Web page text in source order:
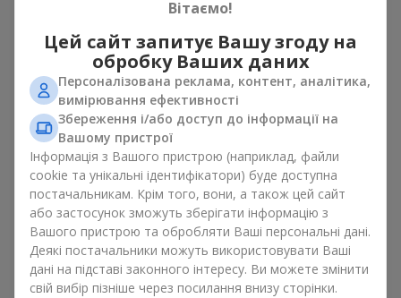
Для яскравих є сенс використати більш сміливі додаткові
акценти, як вишуканіцукеркичи дорогі сувеніри.
Сувенірна продукція для букетів повинна вибиратись,
враховуючи й привід, і людину, якій адресований подарунок.
Якщо сумніваєтесь, яка сувенірна продукція для букетів вам
потрібна — обирайте універсальні маленькі приємності,
широкий вибір яких знайдеться у нашому каталозі.
Сувеніри до букетів на різні свята
Свято задає настрій, а сувенірна продукція для букетів його
підкреслює. Саме тому сувеніри для квітів часто обирають з
урахуванням дати та події. В нашому асортименті
знайдеться сувенірна продукція для букетів, що підійде до
Вітаємо!
Цей сайт запитує Вашу згоду на
обробку Ваших даних
Персоналізована реклама, контент, аналітика,
вимірювання ефективності
Збереження і/або доступ до інформації на
Вашому пристрої
Інформація з Вашого пристрою (наприклад, файли
cookie та унікальні ідентифікатори) буде доступна
постачальникам. Крім того, вони, а також цей сайт
або застосунок зможуть зберігати інформацію з
Вашого пристрою та обробляти Ваші персональні дані.
Деякі постачальники можуть використовувати Ваші
дані на підставі законного інтересу. Ви можете змінити
свій вибір пізніше через посилання внизу сторінки.